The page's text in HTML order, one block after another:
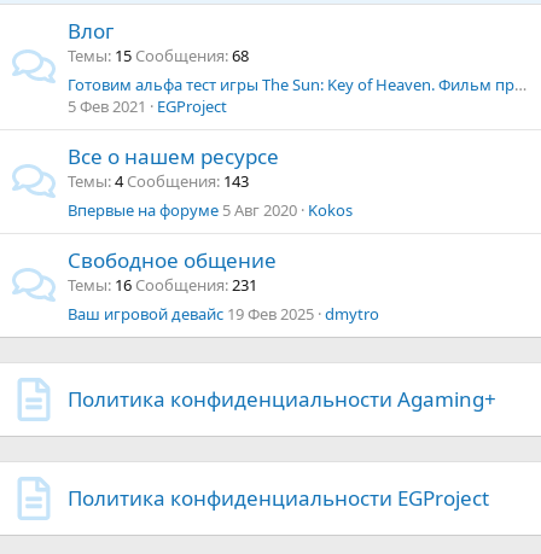
Влог
Темы 15 Сообщения 68
Готовим альфа тест игры The Sun: Key of Heaven. Фильм про нас. Часть 7
5 Фев 2021
EGProject
Все о нашем ресурсе
Темы 4 Сообщения 143
Впервые на форуме 5 Авг 2020 Kokos
Свободное общение
Темы 16 Сообщения 231
Ваш игровой девайс 19 Фев 2025 dmytro
Политика конфиденциальности Agaming+
Политика конфиденциальности EGProject